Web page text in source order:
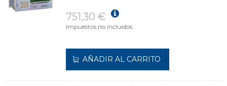
751,30 €
Impuestos no incluidos.
AÑADIR AL CARRITO